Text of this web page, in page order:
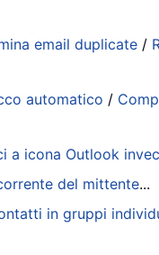
email duplicate /
automatico /
a icona Outlook
del mittente...
in gruppi